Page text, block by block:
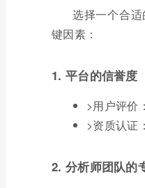
选择一个合
键因素：
1. 平台的信誉度
>用户评价
>资质认证
2. 分析师团队的